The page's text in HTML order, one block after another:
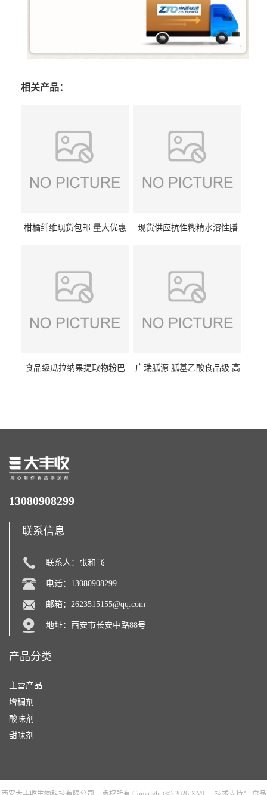
相关产品：
柑橘纤维现货包邮 量大优惠
现货供应抗性糊精水溶性膳
食品级瓜拉纳果提取物粉巴
广瑞胍源 胍基乙酸食品级 高
13080908299
联系信息
联系人：张和飞
电话：13080908299
邮箱： 2623515155@qq.com
地址：西安市长安中路88号
产品分类
主营产品
增稠剂
酸味剂
甜味剂